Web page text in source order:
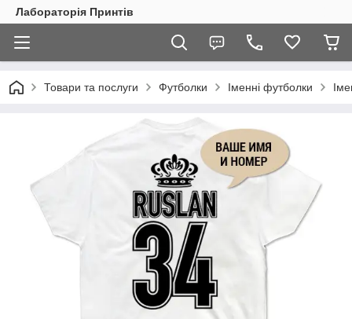
Лабораторія Принтів
Товари та послуги Футболки Іменні футболки